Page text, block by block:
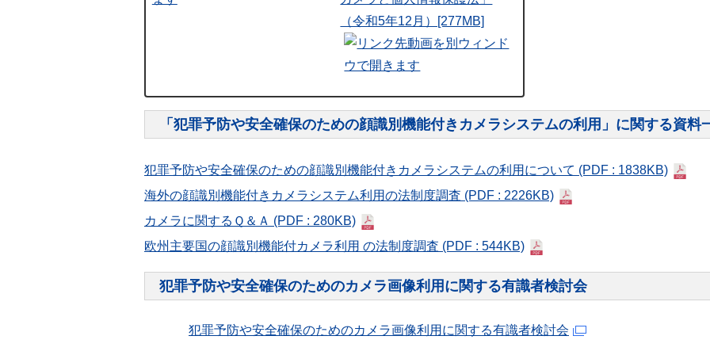
（令和5年12月）[277MB]
「犯罪予防や安全確保のための顔識別機能付きカメラシステムの利用」に関する資料
犯罪予防や安全確保のための顔識別機能付きカメラシステムの利用について (PDF : 1838KB)
海外の顔識別機能付きカメラシステム利用の法制度調査 (PDF : 2226KB)
カメラに関するＱ＆Ａ (PDF : 280KB)
欧州主要国の顔識別機能付カメラ利用 の法制度調査 (PDF : 544KB)
犯罪予防や安全確保のためのカメラ画像利用に関する有識者検討会
犯罪予防や安全確保のためのカメラ画像利用に関する有識者検討会